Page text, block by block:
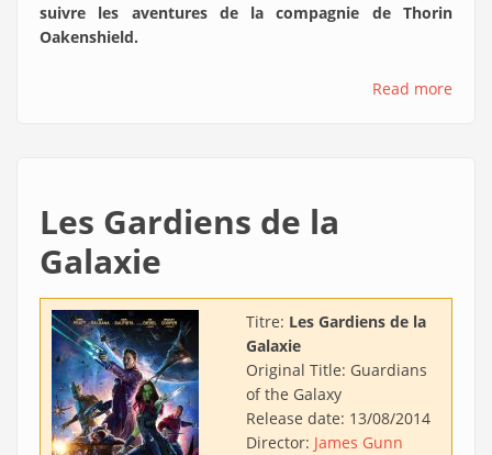
suivre les aventures de la compagnie de Thorin
Oakenshield.
Read more
Les Gardiens de la
Galaxie
Titre: Les Gardiens de la
Galaxie
Original Title: Guardians
of the Galaxy
Release date: 13/08/2014
Director: James Gunn